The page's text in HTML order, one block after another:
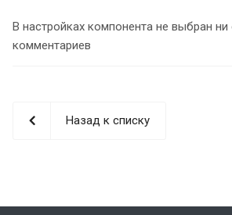
В настройках компонента не выбран ни
комментариев
Назад к списку